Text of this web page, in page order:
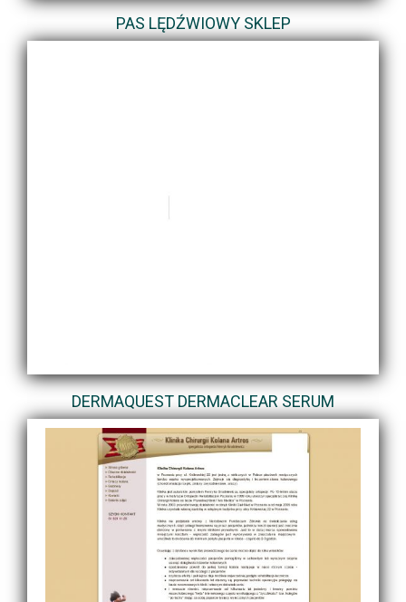
PAS LĘDŹWIOWY SKLEP
DERMAQUEST DERMACLEAR SERUM